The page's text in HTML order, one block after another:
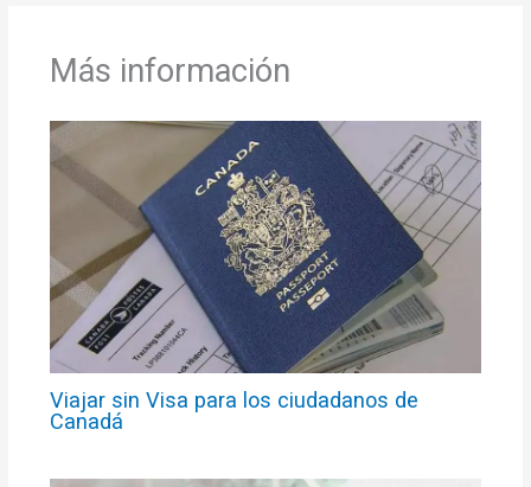
Más información
Viajar sin Visa para los ciudadanos de
Canadá